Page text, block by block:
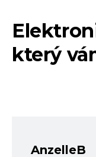
který
AnzelleB